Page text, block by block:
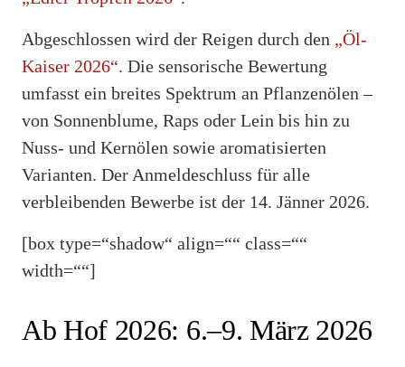
Abgeschlossen wird der Reigen durch den „Öl-
Kaiser 2026“. Die sensorische Bewertung
umfasst ein breites Spektrum an Pflanzenölen –
von Sonnenblume, Raps oder Lein bis hin zu
Nuss- und Kernölen sowie aromatisierten
Varianten. Der Anmeldeschluss für alle
verbleibenden Bewerbe ist der 14. Jänner 2026.
[box type=“shadow“ align=““ class=““
width=““]
Ab Hof 2026: 6.–9. März 2026